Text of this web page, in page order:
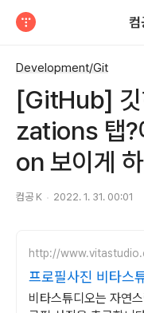
컴
Development/Git
[GitHub] 깃
zations 탭
on 보이게 하
컴공 K 2022. 1. 31. 00:01
http://
프로필사진 비타스
1:1 사진수정
비타스튜디오는 자연